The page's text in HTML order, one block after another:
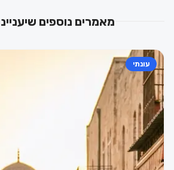
מאמרים נוספים
עונתי